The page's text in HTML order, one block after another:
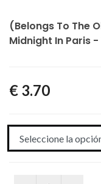
(Belongs To The
Midnight In Paris
€ 3.70